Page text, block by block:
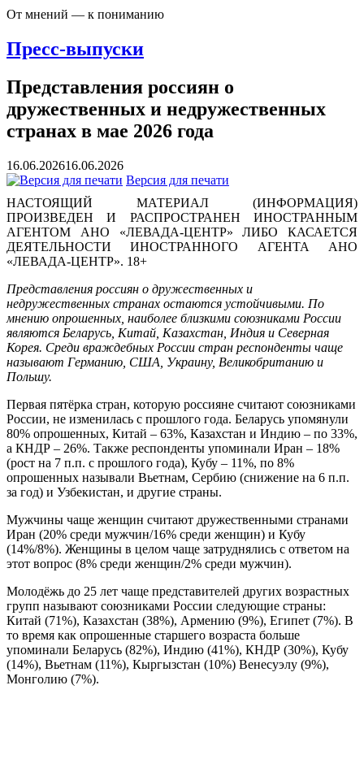
От мнений — к пониманию
Пресс-выпуски
Представления россиян о
дружественных и недружественных
странах в мае 2026 года
16.06.202616.06.2026
Версия для печати
НАСТОЯЩИЙ МАТЕРИАЛ (ИНФОРМАЦИЯ)
ПРОИЗВЕДЕН И РАСПРОСТРАНЕН ИНОСТРАННЫМ
АГЕНТОМ АНО «ЛЕВАДА-ЦЕНТР» ЛИБО КАСАЕТСЯ
ДЕЯТЕЛЬНОСТИ ИНОСТРАННОГО АГЕНТА АНО
«ЛЕВАДА-ЦЕНТР». 18+
Представления россиян о дружественных и
недружественных странах остаются устойчивыми. По
мнению опрошенных, наиболее близкими союзниками России
являются Беларусь, Китай, Казахстан, Индия и Северная
Корея. Среди враждебных России стран респонденты чаще
называют Германию, США, Украину, Великобританию и
Польшу.
Первая пятёрка стран, которую россияне считают союзниками
России, не изменилась с прошлого года. Беларусь упомянули
80% опрошенных, Китай – 63%, Казахстан и Индию – по 33%,
а КНДР – 26%. Также респонденты упоминали Иран – 18%
(рост на 7 п.п. с прошлого года), Кубу – 11%, по 8%
опрошенных называли Вьетнам, Сербию (снижение на 6 п.п.
за год) и Узбекистан, и другие страны.
Мужчины чаще женщин считают дружественными странами
Иран (20% среди мужчин/16% среди женщин) и Кубу
(14%/8%). Женщины в целом чаще затруднялись с ответом на
этот вопрос (8% среди женщин/2% среди мужчин).
Молодёжь до 25 лет чаще представителей других возрастных
групп называют союзниками России следующие страны:
Китай (71%), Казахстан (38%), Армению (9%), Египет (7%). В
то время как опрошенные старшего возраста больше
упоминали Беларусь (82%), Индию (41%), КНДР (30%), Кубу
(14%), Вьетнам (11%), Кыргызстан (10%) Венесуэлу (9%),
Монголию (7%).